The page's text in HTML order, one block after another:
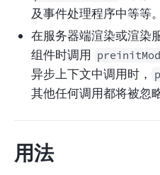
及事件处理程序中等等。
在服务器端渲染或渲染
组件时调用
异步上下文中调用时，
其他任何调用都将被忽略
用法